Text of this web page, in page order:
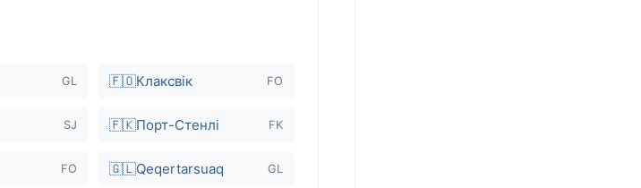
GL 🇫🇴Клаксвік FO
SJ 🇫🇰Порт-Стенлі FK
FO 🇬🇱Qeqertarsuaq GL